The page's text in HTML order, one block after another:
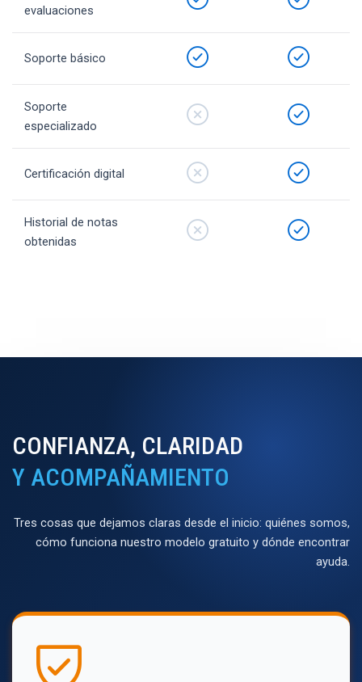
evaluaciones
Soporte básico
Soporte
especializado
Certificación digital
Historial de notas
obtenidas
CONFIANZA, CLARIDAD
Y ACOMPAÑAMIENTO
Tres cosas que dejamos claras desde el inicio: quiénes somos,
cómo funciona nuestro modelo gratuito y dónde encontrar
ayuda.